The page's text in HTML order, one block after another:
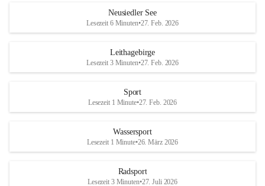
S
und den daraus folgenden wirtschaftlichen
Maßnahmen zur Bekämpfung
Rebe und der Amerikanischen
Anhang VBl. EU Nr. 18
1 Seite•1,4 MB
VBl. EU Nr. 18_2026
r
S
Neusiedler See
Lesezeit 6 Minuten•27. Feb. 2026
Leithagebirge
Lesezeit 3 Minuten•27. Feb. 2026
Sport
Lesezeit 1 Minute•27. Feb. 2026
Wassersport
Lesezeit 1 Minute•26. März 2026
Radsport
Lesezeit 3 Minuten•27. Juli 2026